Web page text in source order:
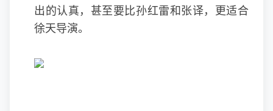
出的认真，甚至要比孙红雷和张译，更适合
徐天导演。